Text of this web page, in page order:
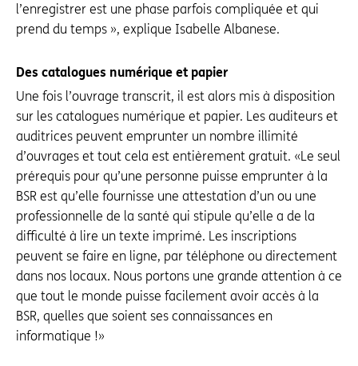
l’enregistrer est une phase parfois compliquée et qui
prend du temps », explique Isabelle Albanese.
Des catalogues numérique et papier
Une fois l’ouvrage transcrit, il est alors mis à disposition
sur les catalogues numérique et papier. Les auditeurs et
auditrices peuvent emprunter un nombre illimité
d’ouvrages et tout cela est entièrement gratuit. «Le seul
prérequis pour qu’une personne puisse emprunter à la
BSR est qu’elle fournisse une attestation d’un ou une
professionnelle de la santé qui stipule qu’elle a de la
difficulté à lire un texte imprimé. Les inscriptions
peuvent se faire en ligne, par téléphone ou directement
dans nos locaux. Nous portons une grande attention à ce
que tout le monde puisse facilement avoir accès à la
BSR, quelles que soient ses connaissances en
informatique !»